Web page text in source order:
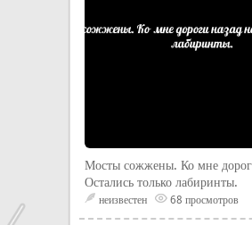
Мосты сожжены. Ко мне
Остались только лабиринты.
неизвестен 68 просмотров